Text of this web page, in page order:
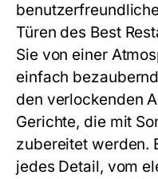
Türen des Best
Sie von einer
einfach
den verlockenden
Gerichte, die mit
zubereitet werden.
jedes Detail, vom